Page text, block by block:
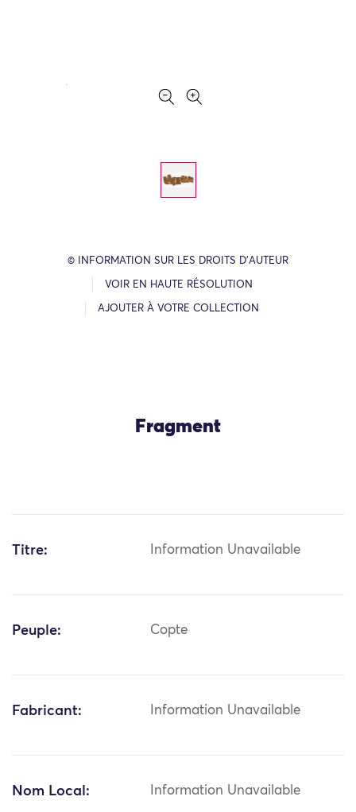
© INFORMATION SUR LES DROITS D’AUTEUR
VOIR EN HAUTE RÉSOLUTION
AJOUTER À VOTRE COLLECTION
Fragment
Titre: Information Unavailable
Peuple: Copte
Fabricant: Information Unavailable
Nom Local: Information Unavailable